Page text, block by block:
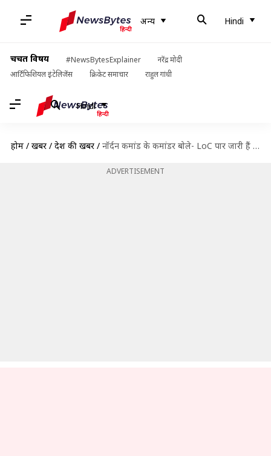
अन्य Hindi
चर्चित विषय #NewsBytesExplainer
नरेंद्र मोदी
आर्टिफिशियल इंटेलिजेंस
क्रिकेट समाचार राहुल गांधी
Hindi
होम / खबरें / देश की खबरें / नॉर्दन कमांड के कमांडर बोले- LoC पार जारी हैं आतंकी कैंप, पाकिस्तान ने नहीं की कार्रवाई
ADVERTISEMENT